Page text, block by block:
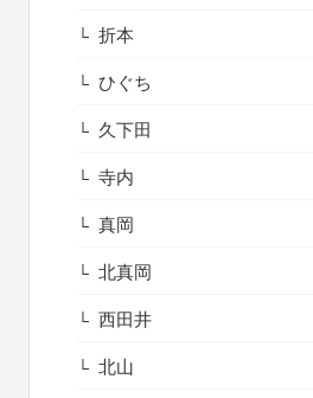
折本
ひぐち
久下田
寺内
真岡
北真岡
西田井
北山